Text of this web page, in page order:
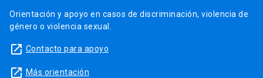
Orientación y apoyo en casos de discriminación, violencia de
género o violencia sexual.
launch Contacto para apoyo
launch Más orientación